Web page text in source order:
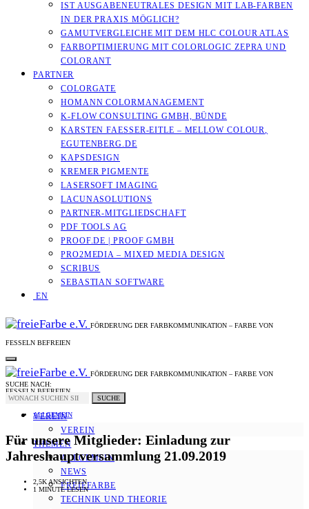
IST AUSGABENEUTRALES DESIGN MIT LAB-FARBEN
IN DER PRAXIS MÖGLICH?
GAMUTVERGLEICHE MIT DEM HLC COLOUR ATLAS
FARBOPTIMIERUNG MIT COLORLOGIC ZEPRA UND
COLORANT
PARTNER
COLORGATE
HOMANN COLORMANAGEMENT
K-FLOW CONSULTING GMBH, BÜNDE
KARSTEN FAESSER-EITLE – MELLOW COLOUR, E
GUTENBERG.DE
KAPSDESIGN
KREMER PIGMENTE
LASERSOFT IMAGING
LACUNASOLUTIONS
PARTNER-MITGLIEDSCHAFT
PDF TOOLS AG
PROOF.DE | PROOF GMBH
PRO2MEDIA – MIXED MEDIA DESIGN
SCRIBUS
SEBASTIAN SOFTWARE
EN
FÖRDERUNG DER FARBKOMMUNIKATION – FARBE VON
FESSELN BEFREIEN
FÖRDERUNG DER FARBKOMMUNIKATION – FARBE VON
FESSELN BEFREIEN
VEREIN
VEREIN
THEMEN
ALLGEMEIN
NEWS
FREIEFARBE
TECHNIK UND THEORIE
SUCHE NACH:
SUCHE
ALLGEMEIN
Für unsere Mitglieder: Einladung zur
Jahreshauptversammlung 21.09.2019
2,5K ANSICHTEN
1 MINUTE LESEN